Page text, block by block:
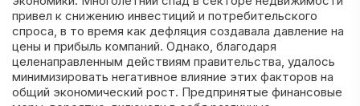
привел к снижению инвестиций и потребительского
спроса, в то время как дефляция создавала давление на
цены и прибыль компаний. Однако, благодаря
целенаправленным действиям правительства, удалось
минимизировать негативное влияние этих факторов на
общий экономический рост. Предпринятые финансовые